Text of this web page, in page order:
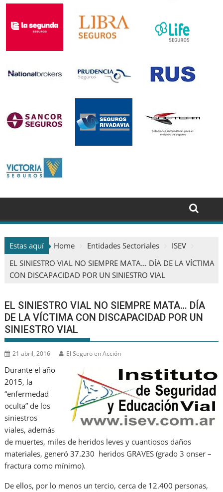
Estas aquí Home Entidades Sectoriales
ISEV
EL SINIESTRO VIAL NO SIEMPRE MATA… DÍA DE LA VÍCTIMA
CON DISCAPACIDAD POR UN SINIESTRO VIAL
EL SINIESTRO VIAL NO SIEMPRE MATA… DÍA
DE LA VÍCTIMA CON DISCAPACIDAD POR UN
SINIESTRO VIAL
21 abril, 2016 El Seguro en Acción
Durante el año
2015, la
“enfermedad
oculta” de los
siniestros
viales, además
de muertes, miles de heridos leves y cuantiosos daños
materiales, generó 37.230 heridos GRAVES (grado 3 onser –
fractura como mínimo).
De ellos, por lo menos un tercio, cerca de 12.400 personas,